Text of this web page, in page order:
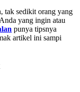
tak sedikit orang yang
yang ingin atau
punya tipsnya
artikel ini sampi